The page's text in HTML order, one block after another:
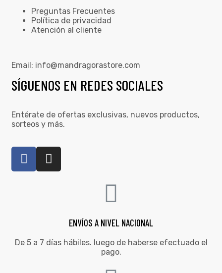
Preguntas Frecuentes
Política de privacidad
Atención al cliente
Email: info@mandragorastore.com
SÍGUENOS EN REDES SOCIALES
Entérate de ofertas exclusivas, nuevos productos,
sorteos y más.
ENVÍOS A NIVEL NACIONAL
De 5 a 7 días hábiles. luego de haberse efectuado el
pago.